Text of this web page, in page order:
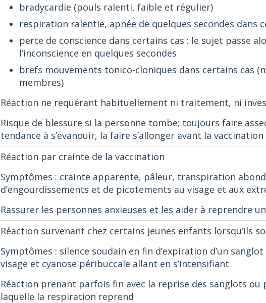
bradycardie (pouls ralenti, faible et régulier)
respiration ralentie, apnée de quelques secondes dans
perte de conscience dans certains cas : le sujet passe
l’inconscience en quelques secondes
brefs mouvements tonico-cloniques dans certains cas
membres)
Réaction ne requérant habituellement ni traitement, ni
Risque de blessure si la personne tombe; toujours faire
tendance à s’évanouir, la faire s’allonger avant la vaccination
Réaction par crainte de la vaccination
Symptômes : crainte apparente, pâleur, transpiration
d’engourdissements et de picotements au visage et aux
Rassurer les personnes anxieuses et les aider à reprendre
Réaction survenant chez certains jeunes enfants lorsqu’ils
Symptômes : silence soudain en fin d’expiration d’un
visage et cyanose péribuccale allant en s’intensifiant
Réaction prenant parfois fin avec la reprise des sanglots
laquelle la respiration reprend